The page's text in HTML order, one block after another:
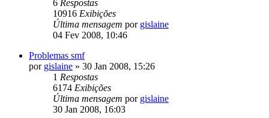
6 Respostas
10916 Exibições
Última mensagem por gislaine
04 Fev 2008, 10:46
Problemas smf
por gislaine » 30 Jan 2008, 15:26
1 Respostas
6174 Exibições
Última mensagem por gislaine
30 Jan 2008, 16:03